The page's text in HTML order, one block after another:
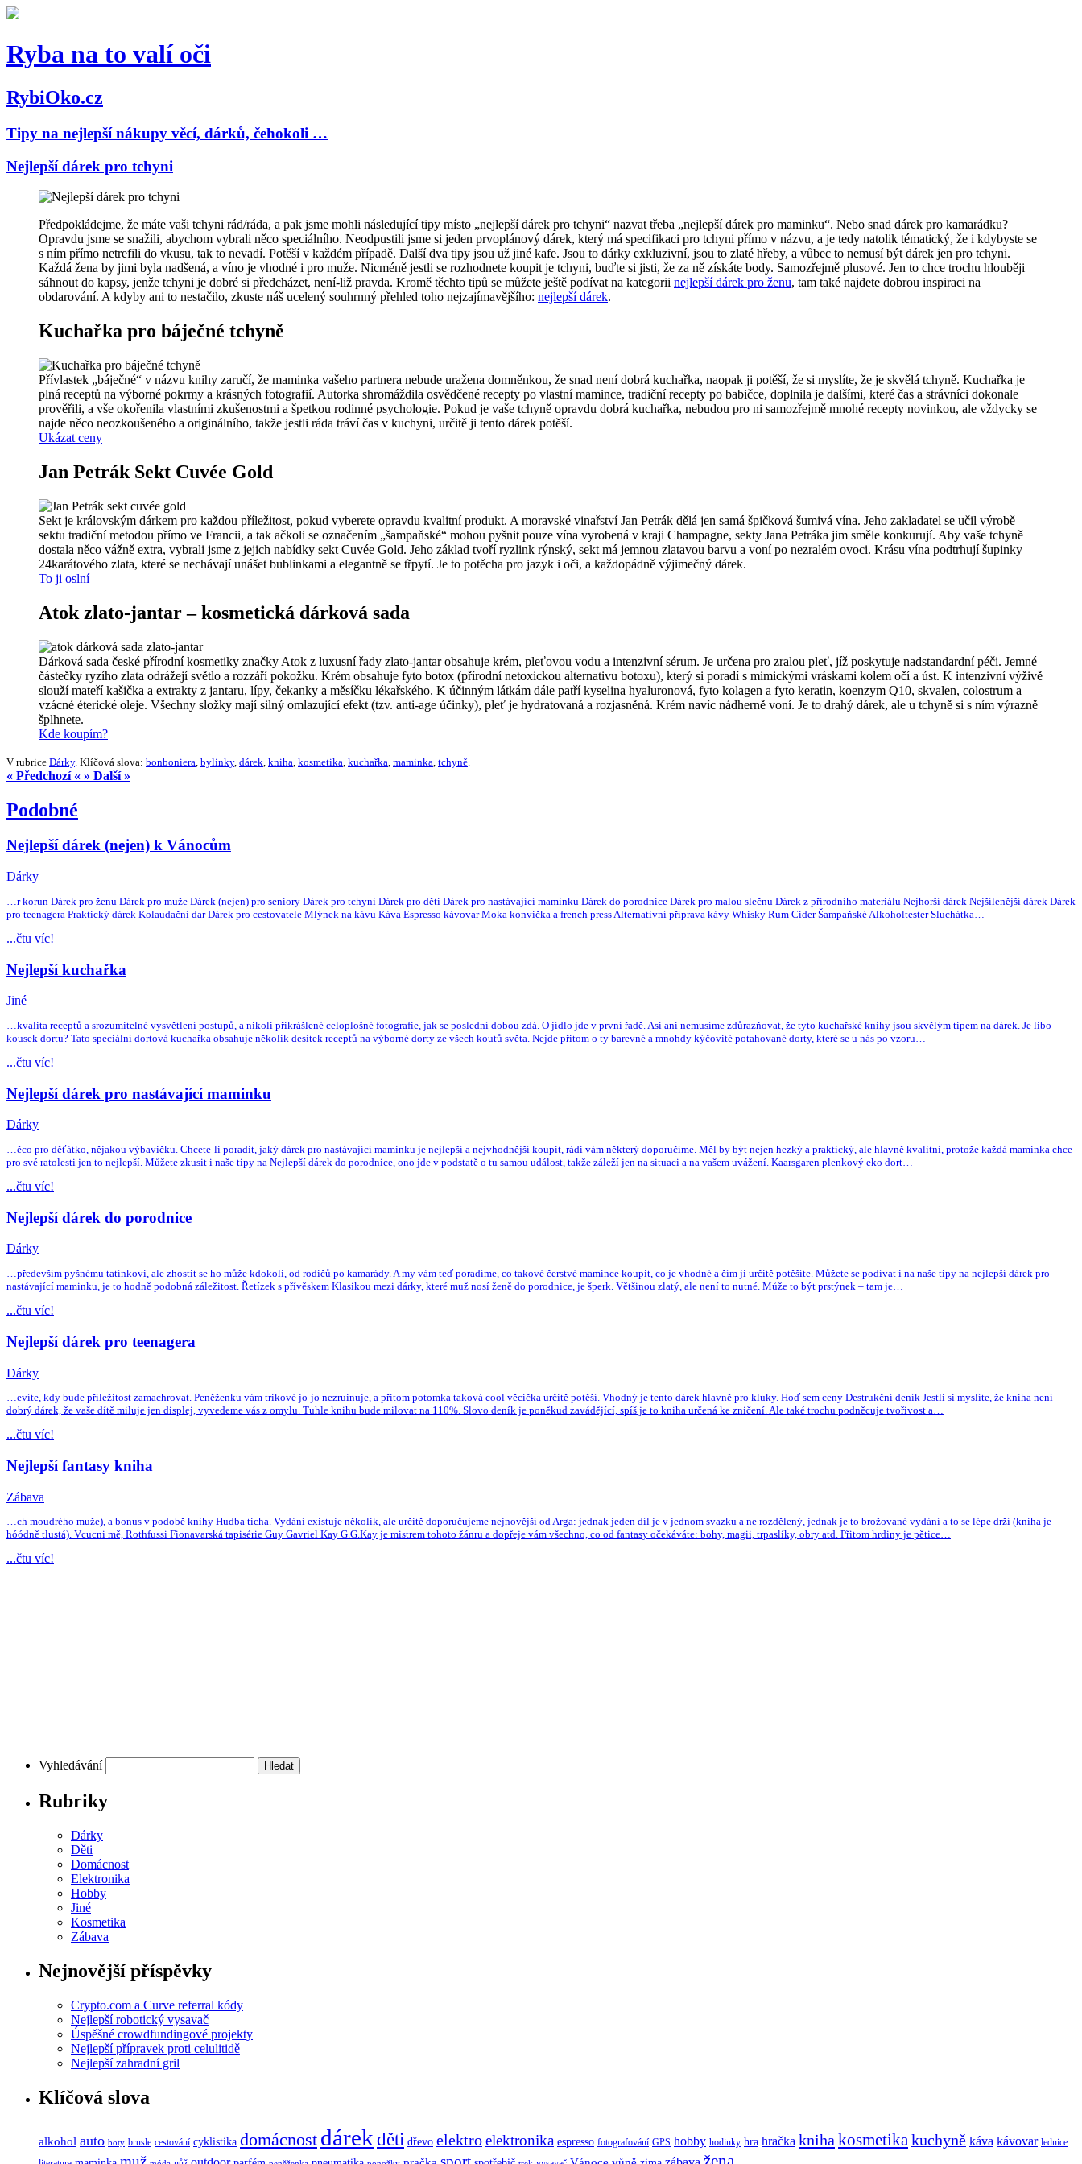
Ryba na to valí oči
RybiOko.cz
Tipy na nejlepší nákupy věcí, dárků, čehokoli …
Nejlepší dárek pro tchyni
Předpokládejme, že máte vaši tchyni rád/ráda, a pak jsme mohli následující tipy místo „nejlepší dárek pro tchyni“ nazvat třeba „nejlepší dárek pro maminku“. Nebo snad dárek pro kamarádku?
Opravdu jsme se snažili, abychom vybrali něco speciálního. Neodpustili jsme si jeden prvoplánový dárek, který má specifikaci pro tchyni přímo v názvu, a je tedy natolik tématický, že i kdybyste se
s ním přímo netrefili do vkusu, tak to nevadí. Potěší v každém případě. Další dva tipy jsou už jiné kafe. Jsou to dárky exkluzivní, jsou to zlaté hřeby, a vůbec to nemusí být dárek jen pro tchyni.
Každá žena by jimi byla nadšená, a víno je vhodné i pro muže. Nicméně jestli se rozhodnete koupit je tchyni, buďte si jisti, že za ně získáte body. Samozřejmě plusové. Jen to chce trochu hlouběji
sáhnout do kapsy, jenže tchyni je dobré si předcházet, není-liž pravda. Kromě těchto tipů se můžete ještě podívat na kategorii nejlepší dárek pro ženu, tam také najdete dobrou inspiraci na
obdarování. A kdyby ani to nestačilo, zkuste náš ucelený souhrnný přehled toho nejzajímavějšího: nejlepší dárek.
Kuchařka pro báječné tchyně
Přívlastek „báječné“ v názvu knihy zaručí, že maminka vašeho partnera nebude uražena domněnkou, že snad není dobrá kuchařka, naopak ji potěší, že si myslíte, že je skvělá tchyně. Kuchařka je
plná receptů na výborné pokrmy a krásných fotografií. Autorka shromáždila osvědčené recepty po vlastní mamince, tradiční recepty po babičce, doplnila je dalšími, které čas a strávníci dokonale
prověřili, a vše okořenila vlastními zkušenostmi a špetkou rodinné psychologie. Pokud je vaše tchyně opravdu dobrá kuchařka, nebudou pro ni samozřejmě mnohé recepty novinkou, ale vždycky se
najde něco neozkoušeného a originálního, takže jestli ráda tráví čas v kuchyni, určitě ji tento dárek potěší.
Ukázat ceny
Jan Petrák Sekt Cuvée Gold
Sekt je královským dárkem pro každou příležitost, pokud vyberete opravdu kvalitní produkt. A moravské vinařství Jan Petrák dělá jen samá špičková šumivá vína. Jeho zakladatel se učil výrobě
sektu tradiční metodou přímo ve Francii, a tak ačkoli se označením „šampaňské“ mohou pyšnit pouze vína vyrobená v kraji Champagne, sekty Jana Petráka jim směle konkurují. Aby vaše tchyně
dostala něco vážně extra, vybrali jsme z jejich nabídky sekt Cuvée Gold. Jeho základ tvoří ryzlink rýnský, sekt má jemnou zlatavou barvu a voní po nezralém ovoci. Krásu vína podtrhují šupinky
24karátového zlata, které se nechávají unášet bublinkami a elegantně se třpytí. Je to potěcha pro jazyk i oči, a každopádně výjimečný dárek.
To ji oslní
Atok zlato-jantar – kosmetická dárková sada
Dárková sada české přírodní kosmetiky značky Atok z luxusní řady zlato-jantar obsahuje krém, pleťovou vodu a intenzivní sérum. Je určena pro zralou pleť, jíž poskytuje nadstandardní péči. Jemné
částečky ryzího zlata odrážejí světlo a rozzáří pokožku. Krém obsahuje fyto botox (přírodní netoxickou alternativu botoxu), který si poradí s mimickými vráskami kolem očí a úst. K intenzivní výživě
slouží mateří kašička a extrakty z jantaru, lípy, čekanky a měsíčku lékařského. K účinným látkám dále patří kyselina hyaluronová, fyto kolagen a fyto keratin, koenzym Q10, skvalen, colostrum a
vzácné éterické oleje. Všechny složky mají silný omlazující efekt (tzv. anti-age účinky), pleť je hydratovaná a rozjasněná. Krém navíc nádherně voní. Je to drahý dárek, ale u tchyně si s ním výrazně
šplhnete.
Kde koupím?
V rubrice Dárky. Klíčová slova: bonboniera bylinky, dárek kniha kosmetika kuchařka maminka tchyně
« Předchozí « » Další »
Podobné
Nejlepší dárek (nejen) k Vánocům
Dárky
…r korun Dárek pro ženu Dárek pro muže Dárek (nejen) pro seniory Dárek pro tchyni Dárek pro děti Dárek pro nastávající maminku Dárek do porodnice Dárek pro malou slečnu Dárek z přírodního materiálu Nejhorší dárek Nejšílenější dárek Dárek
pro teenagera Praktický dárek Kolaudační dar Dárek pro cestovatele Mlýnek na kávu Káva Espresso kávovar Moka konvička a french press Alternativní příprava kávy Whisky Rum Cider Šampaňské Alkoholtester Sluchátka…
...čtu víc!
Nejlepší kuchařka
Jiné
…kvalita receptů a srozumitelné vysvětlení postupů, a nikoli přikrášlené celoplošné fotografie, jak se poslední dobou zdá. O jídlo jde v první řadě. Asi ani nemusíme zdůrazňovat, že tyto kuchařské knihy jsou skvělým tipem na dárek. Je libo
kousek dortu? Tato speciální dortová kuchařka obsahuje několik desítek receptů na výborné dorty ze všech koutů světa. Nejde přitom o ty barevné a mnohdy kýčovité potahované dorty, které se u nás po vzoru…
...čtu víc!
Nejlepší dárek pro nastávající maminku
Dárky
…ěco pro děťátko, nějakou výbavičku. Chcete-li poradit, jaký dárek pro nastávající maminku je nejlepší a nejvhodnější koupit, rádi vám některý doporučíme. Měl by být nejen hezký a praktický, ale hlavně kvalitní, protože každá maminka chce
pro své ratolesti jen to nejlepší. Můžete zkusit i naše tipy na Nejlepší dárek do porodnice, ono jde v podstatě o tu samou událost, takže záleží jen na situaci a na vašem uvážení. Kaarsgaren plenkový eko dort…
...čtu víc!
Nejlepší dárek do porodnice
Dárky
…především pyšnému tatínkovi, ale zhostit se ho může kdokoli, od rodičů po kamarády. A my vám teď poradíme, co takové čerstvé mamince koupit, co je vhodné a čím ji určitě potěšíte. Můžete se podívat i na naše tipy na nejlepší dárek pro
nastávající maminku, je to hodně podobná záležitost. Řetízek s přívěskem Klasikou mezi dárky, které muž nosí ženě do porodnice, je šperk. Většinou zlatý, ale není to nutné. Může to být prstýnek – tam je…
...čtu víc!
Nejlepší dárek pro teenagera
Dárky
…evíte, kdy bude příležitost zamachrovat. Peněženku vám trikové jo-jo nezruinuje, a přitom potomka taková cool věcička určitě potěší. Vhodný je tento dárek hlavně pro kluky. Hoď sem ceny Destrukční deník Jestli si myslíte, že kniha není
dobrý dárek, že vaše dítě miluje jen displej, vyvedeme vás z omylu. Tuhle knihu bude milovat na 110%. Slovo deník je poněkud zavádějící, spíš je to kniha určená ke zničení. Ale také trochu podněcuje tvořivost a…
...čtu víc!
Nejlepší fantasy kniha
Zábava
…ch moudrého muže), a bonus v podobě knihy Hudba ticha. Vydání existuje několik, ale určitě doporučujeme nejnovější od Arga: jednak jeden díl je v jednom svazku a ne rozdělený, jednak je to brožované vydání a to se lépe drží (kniha je
hóódně tlustá). Vcucni mě, Rothfussi Fionavarská tapisérie Guy Gavriel Kay G.G.Kay je mistrem tohoto žánru a dopřeje vám všechno, co od fantasy očekáváte: bohy, magii, trpaslíky, obry atd. Přitom hrdiny je pětice…
...čtu víc!
Vyhledávání
Rubriky
Dárky
Děti
Domácnost
Elektronika
Hobby
Jiné
Kosmetika
Zábava
Nejnovější příspěvky
Crypto.com a Curve referral kódy
Nejlepší robotický vysavač
Úspěšné crowdfundingové projekty
Nejlepší přípravek proti celulitidě
Nejlepší zahradní gril
Klíčová slova
alkohol auto boty brusle cestování cyklistika domácnost dárekděti dřevo elektroelektronika espresso fotografování GPS hobby hodinky hra hračka kniha kosmetika kuchyně káva kávovar lednice